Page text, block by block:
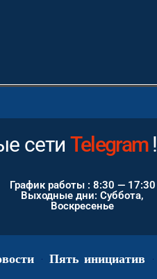
сети Instagram !
График работы : 8:30 — 17:30
Выходные дни: Суббота,
Воскресенье
Пять инициатив